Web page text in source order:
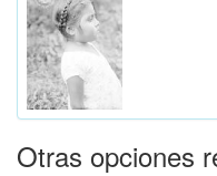
Otras opciones